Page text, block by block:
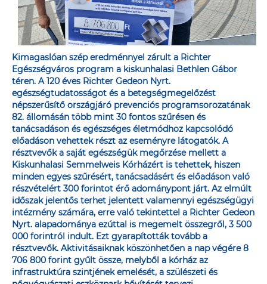
Kimagaslóan szép eredménnyel zárult a Richter
Egészségváros program a kiskunhalasi Bethlen Gábor
téren. A 120 éves Richter Gedeon Nyrt.
egészségtudatosságot és a betegségmegelőzést
népszerűsítő országjáró prevenciós programsorozatának
82. állomásán több mint 30 fontos szűrésen és
tanácsadáson és egészséges életmódhoz kapcsolódó
előadáson vehettek részt az eseményre látogatók. A
résztvevők a saját egészségük megőrzése mellett a
Kiskunhalasi Semmelweis Kórházért is tehettek, hiszen
minden egyes szűrésért, tanácsadásért és előadáson való
részvételért 300 forintot érő adománypont járt. Az elmúlt
időszak jelentős terhet jelentett valamennyi egészségügyi
intézmény számára, erre való tekintettel a Richter Gedeon
Nyrt. alapadománya ezúttal is megemelt összegről, 3 500
000 forintról indult. Ezt gyarapították tovább a
résztvevők. Aktivitásaiknak köszönhetően a nap végére 8
706 800 forint gyűlt össze, melyből a kórház az
infrastruktúra szintjének emelését, a szülészeti és